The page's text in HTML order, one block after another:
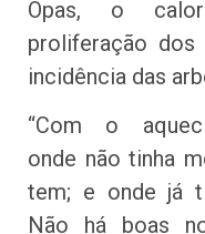
Opas, o
proliferação
incidência das
“Com o
onde não tinha
tem; e onde já
Não há boas